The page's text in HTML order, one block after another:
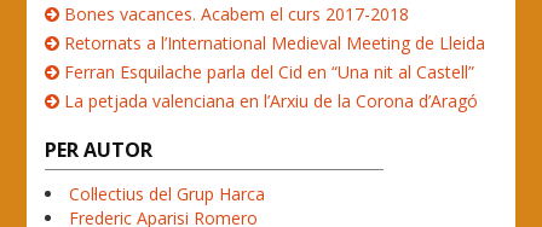
Bones vacances. Acabem el curs 2017-2018
Retornats a l’International Medieval Meeting de Lleida
Ferran Esquilache parla del Cid en “Una nit al Castell”
La petjada valenciana en l’Arxiu de la Corona d’Aragó
PER AUTOR
Col·lectius del Grup Harca
Frederic Aparisi Romero